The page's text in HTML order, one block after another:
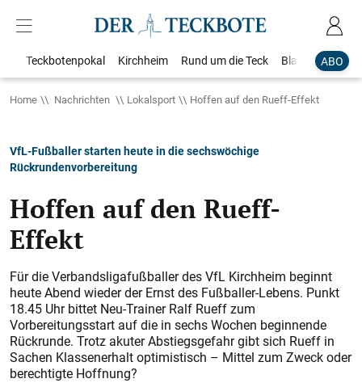
ABO
Teckbotenpokal Kirchheim Rund um die Teck Blaulicht
Home Nachrichten Lokalsport Hoffen auf den Rueff-Effekt
VfL-Fußballer starten heute in die sechswöchige
Rückrundenvorbereitung
Hoffen auf den Rueff-
Effekt
Für die Verbandsligafußballer des VfL Kirchheim beginnt
heute Abend wieder der Ernst des Fußballer-Lebens. Punkt
18.45 Uhr bittet Neu-Trainer Ralf Rueff zum
Vorbereitungsstart auf die in sechs Wochen beginnende
Rückrunde. Trotz akuter Abstiegsgefahr gibt sich Rueff in
Sachen Klassenerhalt optimistisch – Mittel zum Zweck oder
berechtigte Hoffnung?